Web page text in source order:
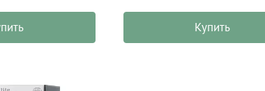
Купить